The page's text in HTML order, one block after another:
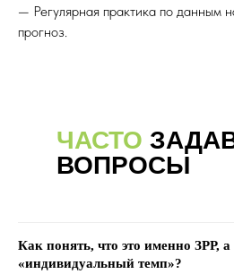
— Регулярная практика по данным
прогноз.
ЧАСТО
ВОПРОСЫ
Как понять, что это именно ЗРР, а
«индивидуальный темп»?